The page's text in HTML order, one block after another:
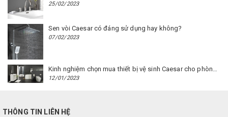
25/02/2023
Sen vòi Caesar có đáng sử dụng hay không?
07/02/2023
Kinh nghiệm chọn mua thiết bị vệ sinh Caesar cho phòng trọ
12/01/2023
THÔNG TIN LIÊN HỆ